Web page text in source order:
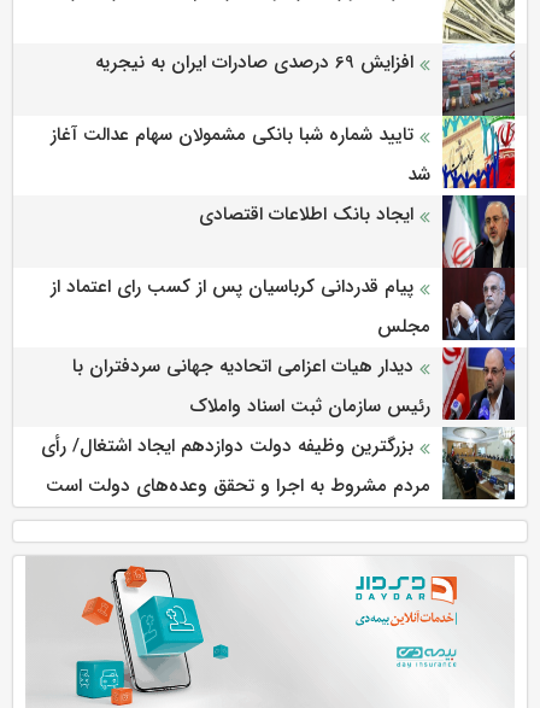
افزایش 69 درصدی صادرات ایران به نیجریه
تایید شماره شبا بانکی مشمولان سهام عدالت آغاز
شد
ایجاد بانک اطلاعات اقتصادی
پیام قدردانی کرباسیان پس از کسب رای اعتماد از
مجلس
دیدار هیات اعزامی اتحادیه جهانی سردفتران با
رئیس سازمان ثبت اسناد واملاک
بزرگترین وظیفه دولت دوازدهم ایجاد اشتغال/ رأی
مردم مشروط به اجرا و تحقق وعده‌های دولت است